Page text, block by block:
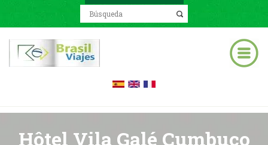
Hôtel Vila Galé Cumbuco